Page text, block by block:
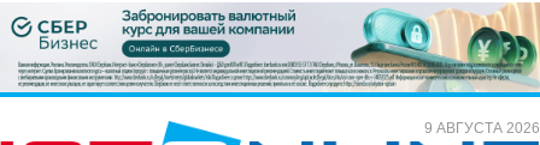
9 АВГУСТА 2026